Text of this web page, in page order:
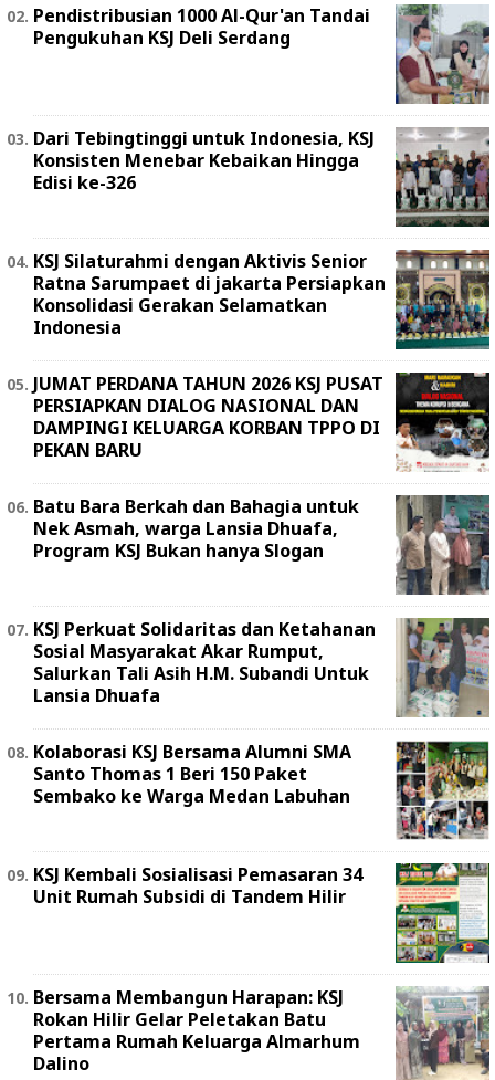
Pendistribusian 1000 Al-Qur'an Tandai
Pengukuhan KSJ Deli Serdang
Dari Tebingtinggi untuk Indonesia, KSJ
Konsisten Menebar Kebaikan Hingga
Edisi ke-326
KSJ Silaturahmi dengan Aktivis Senior
Ratna Sarumpaet di jakarta Persiapkan
Konsolidasi Gerakan Selamatkan
Indonesia
JUMAT PERDANA TAHUN 2026 KSJ PUSAT
PERSIAPKAN DIALOG NASIONAL DAN
DAMPINGI KELUARGA KORBAN TPPO DI
PEKAN BARU
Batu Bara Berkah dan Bahagia untuk
Nek Asmah, warga Lansia Dhuafa,
Program KSJ Bukan hanya Slogan
KSJ Perkuat Solidaritas dan Ketahanan
Sosial Masyarakat Akar Rumput,
Salurkan Tali Asih H.M. Subandi Untuk
Lansia Dhuafa
Kolaborasi KSJ Bersama Alumni SMA
Santo Thomas 1 Beri 150 Paket
Sembako ke Warga Medan Labuhan
KSJ Kembali Sosialisasi Pemasaran 34
Unit Rumah Subsidi di Tandem Hilir
Bersama Membangun Harapan: KSJ
Rokan Hilir Gelar Peletakan Batu
Pertama Rumah Keluarga Almarhum
Dalino